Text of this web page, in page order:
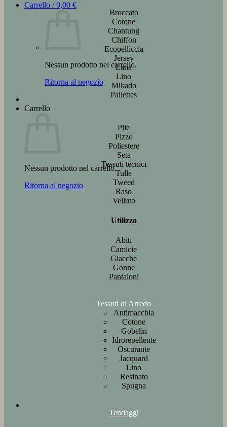
Carrello /0,00 €
Nessun prodotto nel carrello.
Ritorna al negozio
Carrello
Nessun prodotto nel carrello.
Ritorna al negozio
Broccato
Cotone
Chantung
Chiffon
Ecopelliccia
Jersey
Lana
Lino
Mikado
Pailettes
Pile
Pizzo
Poliestere
Seta
Tessuti tecnici
Tulle
Tweed
Raso
Velluto
Utilizzo
Abiti
Camicie
Giacche
Gonne
Pantaloni
Tessuti di Arredo
Antimacchia
Cotone
Gobelin
Idrorepellente
Oscurante
Jacquard
Lino
Resinato
Spugna
Tendaggi